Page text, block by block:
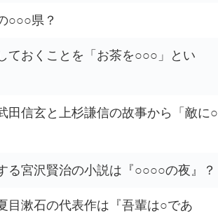
○○○県？
ておくことを「お茶を○○○」とい
田信玄と上杉謙信の故事から「敵に○
る宮沢賢治の小説は『○○○○の夜』？
目漱石の代表作は『吾輩は○であ